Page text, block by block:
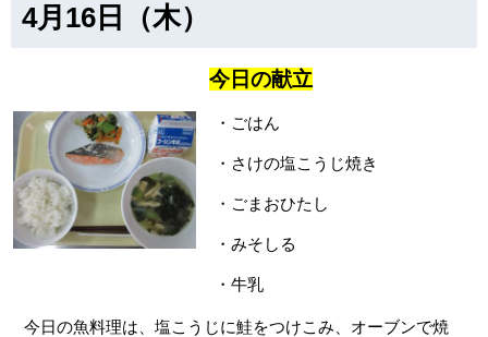
4月16日（木）
今日の献立
・ごはん
・さけの塩こうじ焼き
・ごまおひたし
・みそしる
・牛乳
今日の魚料理は、塩こうじに鮭をつけこみ、オーブンで焼